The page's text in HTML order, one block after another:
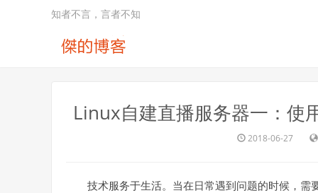
知者不言，言者不知
Linux自建直播服务器一：使
2018-06-27
技术服务于生活。当在日常遇到问题的时候，需